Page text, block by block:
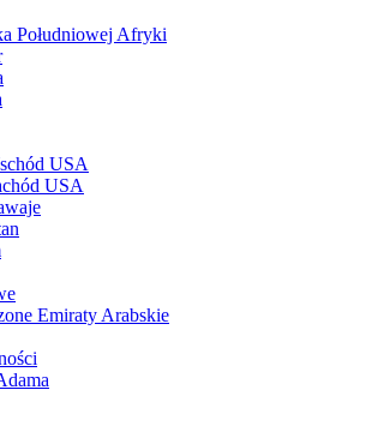
Południowej Afryki
USA
USA
Emiraty Arabskie